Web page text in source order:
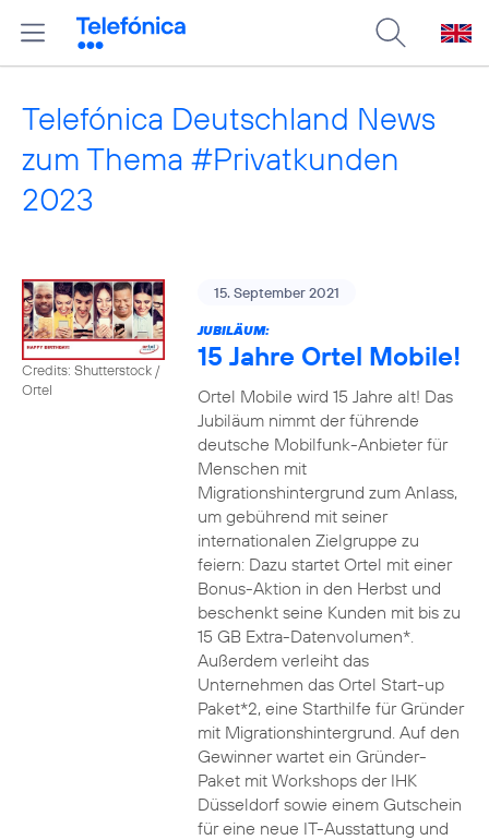
Telefónica Deutschland News
zum Thema #Privatkunden
2023
Credits: Shutterstock /
Ortel
15. September 2021
JUBILÄUM:
15 Jahre Ortel Mobile!
Ortel Mobile wird 15 Jahre alt! Das
Jubiläum nimmt der führende
deutsche Mobilfunk-Anbieter für
Menschen mit
Migrationshintergrund zum Anlass,
um gebührend mit seiner
internationalen Zielgruppe zu
feiern: Dazu startet Ortel mit einer
Bonus-Aktion in den Herbst und
beschenkt seine Kunden mit bis zu
15 GB Extra-Datenvolumen*.
Außerdem verleiht das
Unternehmen das Ortel Start-up
Paket*2, eine Starthilfe für Gründer
mit Migrationshintergrund. Auf den
Gewinner wartet ein Gründer-
Paket mit Workshops der IHK
Düsseldorf sowie einem Gutschein
für eine neue IT-Ausstattung und